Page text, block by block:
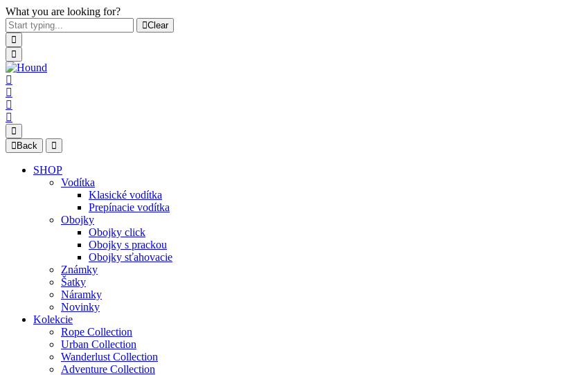
What you are looking for?
Clear
Back
SHOP
Vodítka
Klasické vodítka
Prepínacie vodítka
Obojky
Obojky click
Obojky s prackou
Obojky sťahovacie
Známky
Šatky
Náramky
Novinky
Kolekcie
Rope Collection
Urban Collection
Wanderlust Collection
Adventure Collection